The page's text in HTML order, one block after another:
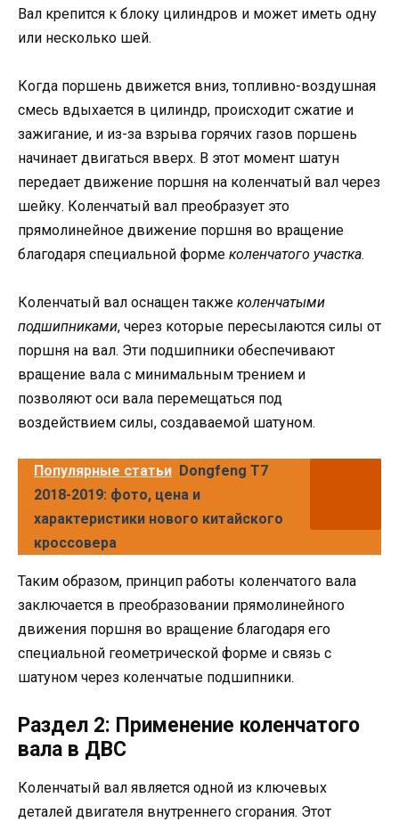
Вал крепится к блоку цилиндров и может иметь одну
или несколько шей.
Когда поршень движется вниз, топливно-воздушная
смесь вдыхается в цилиндр, происходит сжатие и
зажигание, и из-за взрыва горячих газов поршень
начинает двигаться вверх. В этот момент шатун
передает движение поршня на коленчатый вал через
шейку. Коленчатый вал преобразует это
прямолинейное движение поршня во вращение
благодаря специальной форме коленчатого участка.
Коленчатый вал оснащен также коленчатыми
подшипниками, через которые пересылаются силы от
поршня на вал. Эти подшипники обеспечивают
вращение вала с минимальным трением и
позволяют оси вала перемещаться под
воздействием силы, создаваемой шатуном.
Популярные статьи Dongfeng T7
2018-2019: фото, цена и
характеристики нового китайского
кроссовера
Таким образом, принцип работы коленчатого вала
заключается в преобразовании прямолинейного
движения поршня во вращение благодаря его
специальной геометрической форме и связь с
шатуном через коленчатые подшипники.
Раздел 2: Применение коленчатого
вала в ДВС
Коленчатый вал является одной из ключевых
деталей двигателя внутреннего сгорания. Этот